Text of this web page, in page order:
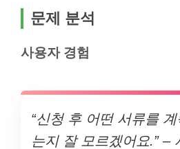
문제 분석
사용자 경험
“신청 후 어떤 서류를
는지 잘 모르겠어요.” –